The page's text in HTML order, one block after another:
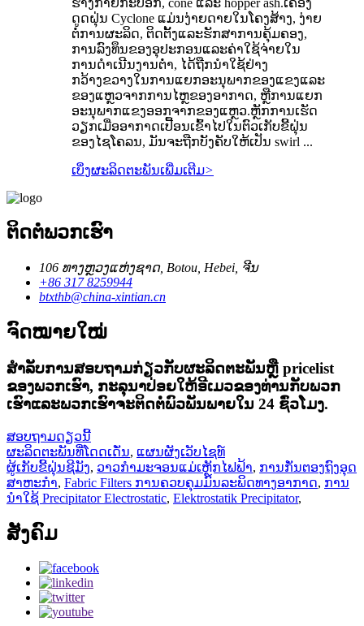
ດູດຝຸ່ນ Cyclone ແມ່ນງ່າຍດາຍໃນໂຄງສ້າງ, ງ່າຍ
ຕໍ່ການຜະລິດ, ຕິດຕັ້ງແລະຮັກສາການຄຸ້ມຄອງ,
ການລົງທຶນຂອງອຸປະກອນແລະຄ່າໃຊ້ຈ່າຍໃນ
ການດໍາເນີນງານຕ່ໍາ, ໄດ້ຖືກນໍາໃຊ້ຢ່າງ
ກວ້າງຂວາງໃນການແຍກອະນຸພາກຂອງແຂງແລະ
ຂອງແຫຼວຈາກການໄຫຼຂອງອາກາດ, ຫຼືການແຍກ
ອະນຸພາກແຂງອອກຈາກຂອງແຫຼວ.ຫຼັກ​ການ​ເຮັດ​
ວຽກ​ເມື່ອ​ອາ​ກາດ​ເປື້ອນ​ເຂົ້າ​ໄປ​ໃນ​ຕົວ​ເກັບ​ຂີ້​ຝຸ່ນ​
ຂອງ​ໄຊ​ໂຄ​ລນ, ມັນ​ຈະ​ຖືກ​ບັງ​ຄັບ​ໃຫ້​ເປັນ swirl ...
ເບິ່ງຜະລິດຕະພັນເພີ່ມເຕີມ>
ຕິດ​ຕໍ່​ພວກ​ເຮົາ
106 ທາງຫຼວງແຫ່ງຊາດ, Botou, Hebei, ຈີນ
+86 317 8259944
btxthb@china-xintian.cn
ຈົດໝາຍໃໝ່
ສໍາ​ລັບ​ການ​ສອບ​ຖາມ​ກ່ຽວ​ກັບ​ຜະ​ລິດ​ຕະ​ພັນ​ຫຼື pricelist
ຂອງ​ພວກ​ເຮົາ​, ກະ​ລຸ​ນາ​ປ່ອຍ​ໃຫ້​ອີ​ເມວ​ຂອງ​ທ່ານ​ກັບ​ພວກ​
ເຮົາ​ແລະ​ພວກ​ເຮົາ​ຈະ​ຕິດ​ຕໍ່​ພົວ​ພັນ​ພາຍ​ໃນ 24 ຊົ່ວ​ໂມງ​.
ສອບຖາມດຽວນີ້
ຜະລິດຕະພັນທີ່ໂດດເດັ່ນ, ແຜນຜັງເວັບໄຊທ໌
ຜູ້ເກັບຂີ້ຝຸ່ນຊີມັງ, ວາວກຳມະຈອນແມ່ເຫຼັກໄຟຟ້າ, ການກັ່ນຕອງຖົງອຸດ
ສາຫະກໍາ, Fabric Filters ການຄວບຄຸມມົນລະພິດທາງອາກາດ, ການ
ນໍາໃຊ້ Precipitator Electrostatic, Elektrostatik Precipitator,
ສັງຄົມ